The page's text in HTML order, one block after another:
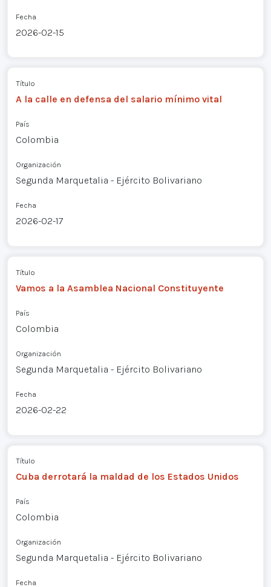
Fecha
2026-02-15
Título
A la calle en defensa del salario mínimo vital
País
Colombia
Organización
Segunda Marquetalia - Ejército Bolivariano
Fecha
2026-02-17
Título
Vamos a la Asamblea Nacional Constituyente
País
Colombia
Organización
Segunda Marquetalia - Ejército Bolivariano
Fecha
2026-02-22
Título
Cuba derrotará la maldad de los Estados Unidos
País
Colombia
Organización
Segunda Marquetalia - Ejército Bolivariano
Fecha